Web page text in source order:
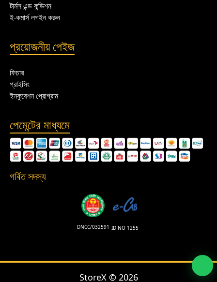
টার্মস এন্ড কন্ডিশন
ই-কমার্স লগইন করুন
প্রয়োজনীয় পেইজ
ফিচার
প্রাইসিং
ইনকুবেশন প্রোগ্রাম
পেমেন্টের মাধ্যমে
গর্বিত সদস্য
DNCC/032591 ID NO 1255
StoreX © 2026